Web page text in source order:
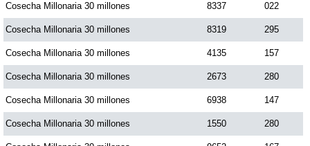
Cosecha Millonaria 30 millones 8337 022
Cosecha Millonaria 30 millones 8319 295
Cosecha Millonaria 30 millones 4135 157
Cosecha Millonaria 30 millones 2673 280
Cosecha Millonaria 30 millones 6938 147
Cosecha Millonaria 30 millones 1550 280